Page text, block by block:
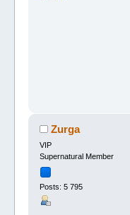
Zurga
VIP
Supernatural Member
Posts: 5 795